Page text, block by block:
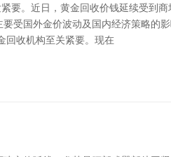
。近日，黄金回收价钱延续受到
受国外金价波动及国内经济策略的
回收机构至关紧要。现在